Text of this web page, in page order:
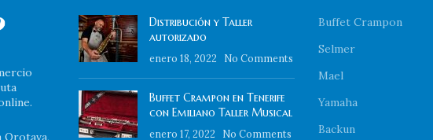
Orotava,
Distribución y Taller
autorizado
enero 18, 2022 No Comments
Buffet Crampon en Tenerife
con Emiliano Taller Musical
enero 17, 2022 No Comments
Buffet Crampon
Selmer
Mael
Yamaha
Backun